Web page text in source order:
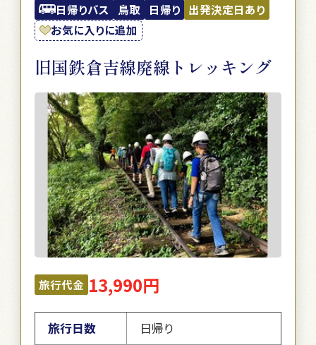
日帰りバス 鳥取 日帰り 出発決定日あり
お気に入りに追加
旧国鉄倉吉線廃線トレッキング
旅行代金 13,990円
旅行日数
日帰り